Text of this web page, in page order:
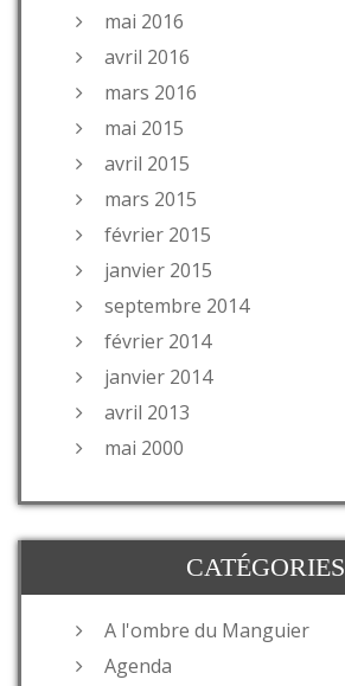
mai 2016
avril 2016
mars 2016
mai 2015
avril 2015
mars 2015
février 2015
janvier 2015
septembre 2014
février 2014
janvier 2014
avril 2013
mai 2000
CATÉGORIES
A l'ombre du Manguier
Agenda